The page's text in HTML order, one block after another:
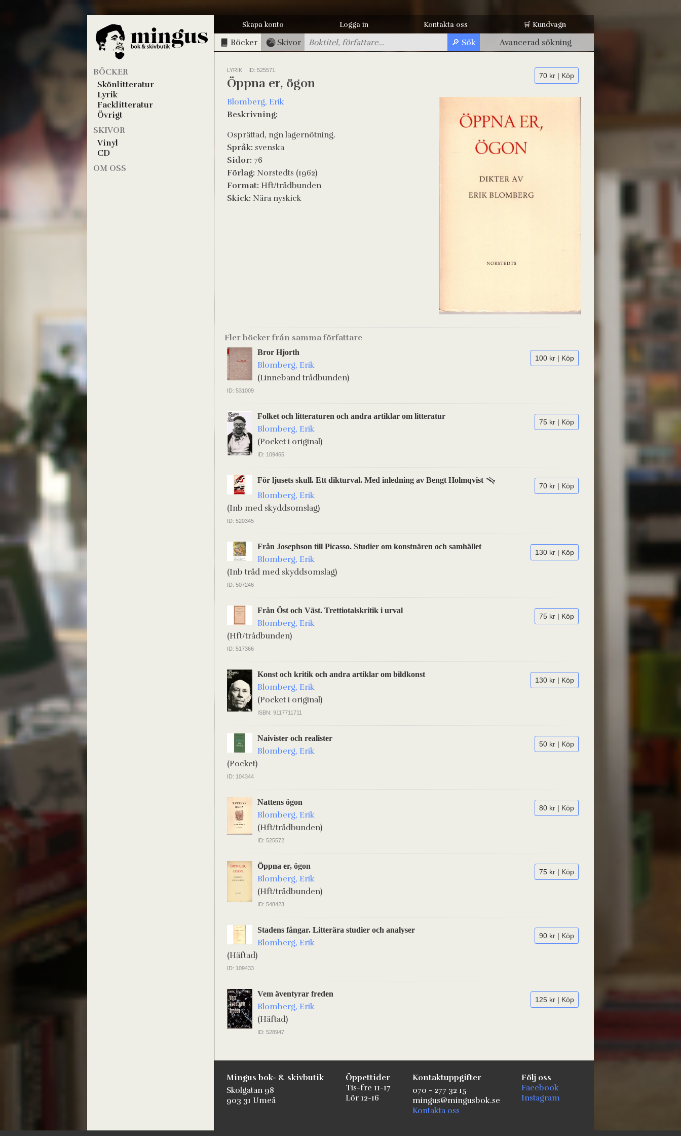
BÖCKER
Skönlitteratur
Lyrik
Facklitteratur
Övrigt
SKIVOR
Vinyl
CD
OM OSS
Skapa konto Logga in Kontakta oss 🛒 Kundvagn
Böcker Skivor Avancerad sökning
LYRIK ID: 525571
70 kr | Köp
Öppna er, ögon
Blomberg, Erik
Beskrivning:
Osprättad, ngn lagernötning.
Språk: svenska
Sidor: 76
Förlag: Norstedts (1962)
Format: Hft/trådbunden
Skick: Nära nyskick
Fler böcker från samma författare
100 kr | Köp
Bror Hjorth
Blomberg, Erik
(Linneband trådbunden)
ID: 531009
75 kr | Köp
Folket och litteraturen och andra artiklar om litteratur
Blomberg, Erik
(Pocket i original)
ID: 109465
70 kr | Köp
För ljusets skull. Ett dikturval. Med inledning av Bengt Holmqvist
Blomberg, Erik
(Inb med skyddsomslag)
ID: 520345
130 kr | Köp
Från Josephson till Picasso. Studier om konstnären och samhället
Blomberg, Erik
(Inb tråd med skyddsomslag)
ID: 507246
75 kr | Köp
Från Öst och Väst. Trettiotalskritik i urval
Blomberg, Erik
(Hft/trådbunden)
ID: 517366
130 kr | Köp
Konst och kritik och andra artiklar om bildkonst
Blomberg, Erik
(Pocket i original)
ISBN: 9117711711
50 kr | Köp
Naivister och realister
Blomberg, Erik
(Pocket)
ID: 104344
80 kr | Köp
Nattens ögon
Blomberg, Erik
(Hft/trådbunden)
ID: 525572
75 kr | Köp
Öppna er, ögon
Blomberg, Erik
(Hft/trådbunden)
ID: 548423
90 kr | Köp
Stadens fångar. Litterära studier och analyser
Blomberg, Erik
(Häftad)
ID: 109433
125 kr | Köp
Vem äventyrar freden
Blomberg, Erik
(Häftad)
ID: 528947
Mingus bok- & skivbutik
Skolgatan 98
903 31 Umeå
Öppettider
Tis-fre 11-17
Lör 12-16
Kontaktuppgifter
070 - 277 32 15
mingus@mingusbok.se
Kontakta oss
Följ oss
Facebook
Instagram